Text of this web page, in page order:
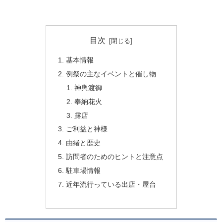
目次
基本情報
例祭の主なイベントと催し物
神輿渡御
奉納花火
露店
ご利益と神様
由緒と歴史
訪問者のためのヒントと注意点
駐車場情報
近年流行っている出店・屋台